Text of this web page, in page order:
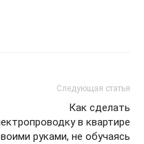
Следующая статья
Как сделать
в квартире
руками, не обучаясь